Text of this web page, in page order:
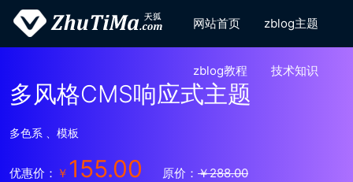
网站首页 zblog主题
zblog教程 技术知识
多风格CMS响应式主题
多色系 、模板
优惠价： ￥ 155.00 原价： ￥288.00